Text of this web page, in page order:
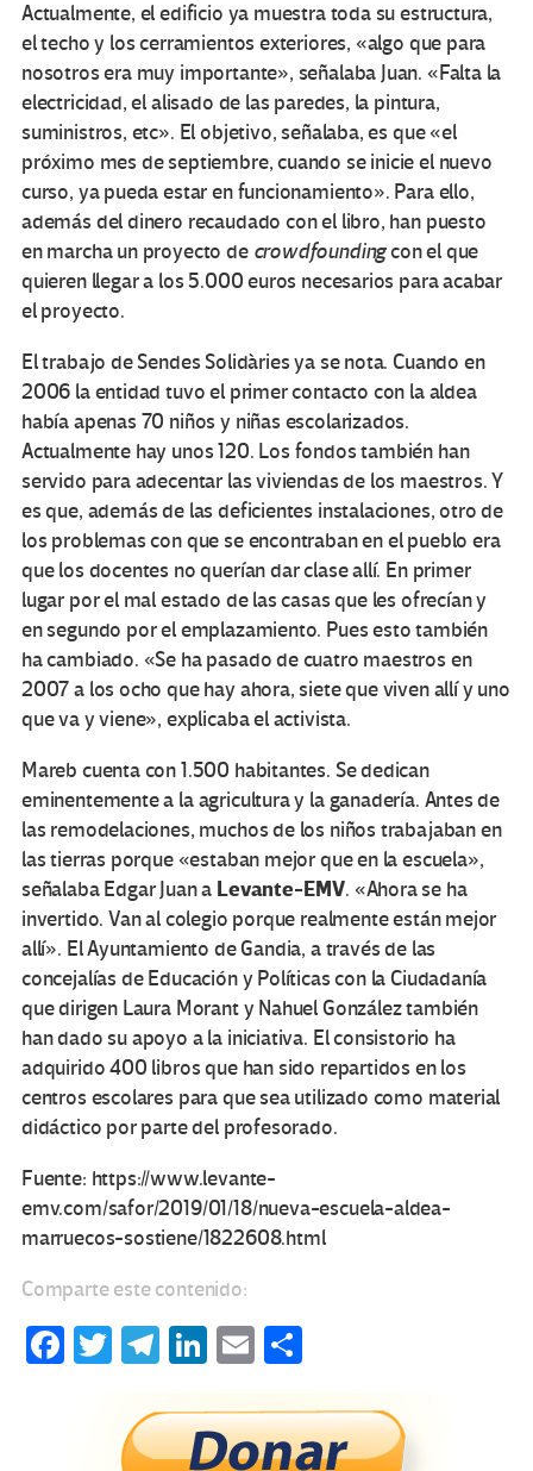
Actualmente, el edificio ya muestra toda su estructura,
el techo y los cerramientos exteriores, «algo que para
nosotros era muy importante», señalaba Juan. «Falta la
electricidad, el alisado de las paredes, la pintura,
suministros, etc». El objetivo, señalaba, es que «el
próximo mes de septiembre, cuando se inicie el nuevo
curso, ya pueda estar en funcionamiento». Para ello,
además del dinero recaudado con el libro, han puesto
en marcha un proyecto de crowdfoundingcon el que
quieren llegar a los 5.000 euros necesarios para acabar
el proyecto.
El trabajo de Sendes Solidàries ya se nota. Cuando en
2006 la entidad tuvo el primer contacto con la aldea
había apenas 70 niños y niñas escolarizados.
Actualmente hay unos 120. Los fondos también han
servido para adecentar las viviendas de los maestros. Y
es que, además de las deficientes instalaciones, otro de
los problemas con que se encontraban en el pueblo era
que los docentes no querían dar clase allí. En primer
lugar por el mal estado de las casas que les ofrecían y
en segundo por el emplazamiento. Pues esto también
ha cambiado. «Se ha pasado de cuatro maestros en
2007 a los ocho que hay ahora, siete que viven allí y uno
que va y viene», explicaba el activista.
Mareb cuenta con 1.500 habitantes. Se dedican
eminentemente a la agricultura y la ganadería. Antes de
las remodelaciones, muchos de los niños trabajaban en
las tierras porque «estaban mejor que en la escuela»,
señalaba Edgar Juan a Levante-EMV. «Ahora se ha
invertido. Van al colegio porque realmente están mejor
allí». El Ayuntamiento de Gandia, a través de las
concejalías de Educación y Políticas con la Ciudadanía
que dirigen Laura Morant y Nahuel González también
han dado su apoyo a la iniciativa. El consistorio ha
adquirido 400 libros que han sido repartidos en los
centros escolares para que sea utilizado como material
didáctico por parte del profesorado.
Fuente: https://www.levante-
emv.com/safor/2019/01/18/nueva-escuela-aldea-
marruecos-sostiene/1822608.html
Comparte este contenido:
Fa T
tt
er
Te
gr
a
Li
ke
dI
E
ail m
p